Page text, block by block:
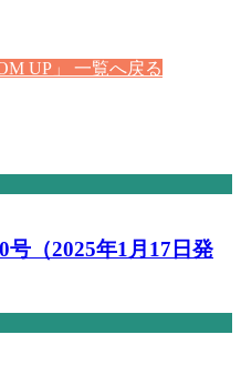
UP」 一覧へ戻る
（2025年1月17日発